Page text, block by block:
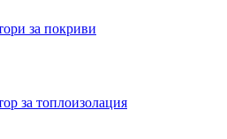
за покриви
за топлоизолация